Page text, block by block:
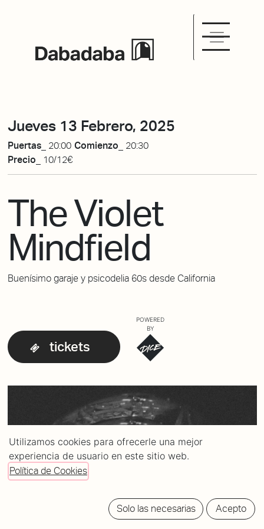
Jueves 13 Febrero, 2025
Puertas_ 20:00 Comienzo_ 20:30
Precio_
10/12€
The Violet
Mindfield
Buenísimo garaje y psicodelia 60s desde California
tickets
POWERED
BY
Utilizamos cookies para ofrecerle una mejor
experiencia de usuario en este sitio web.
Política de Cookies
Solo las necesarias Acepto